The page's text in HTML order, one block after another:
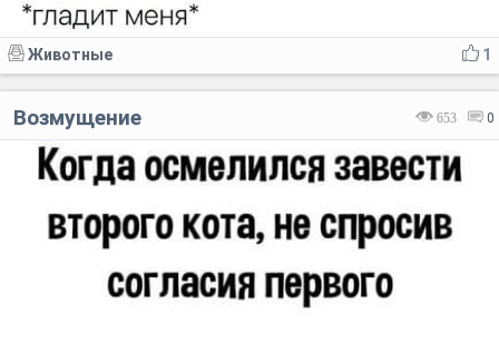
1
Животные
653 0
Возмущение